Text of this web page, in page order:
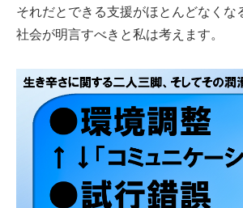
それだとできる支援がほとんどなくな
社会が明言すべきと私は考えます。